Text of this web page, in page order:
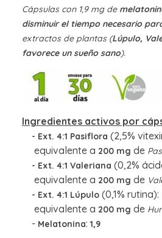
Cápsulas con 1,9 mg de
disminuir el tiempo necesario
extractos de plantas (Lúpulo,
favorece un sueño sano).
Ingredientes activos por
- Ext. 4:1 Pasiflora (2,5%
equivalente a 200 mg de
- Ext. 4:1 Valeriana (0,2%
equivalente a 200 mg de
- Ext. 4:1 Lúpulo (0,1% rutina):
equivalente a 200 mg de
- Melatonina: 1,9